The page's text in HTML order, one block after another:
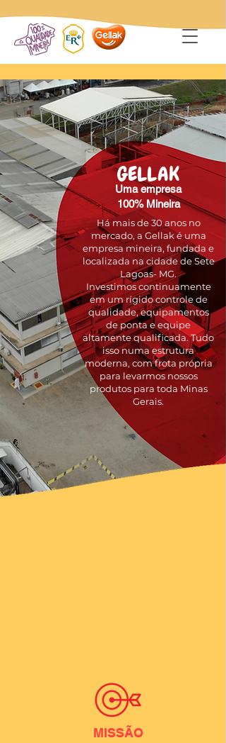
GELLAK
Uma empresa
100% Mineira
Há mais de 30 anos no
mercado, a Gellak é uma
empresa mineira, fundada e
localizada na cidade de Sete
Lagoas- MG.
Investimos continuamente
em um rígido controle de
qualidade, equipamentos
de ponta e equipe
altamente qualificada. Tudo
isso numa estrutura
moderna, com frota própria
para levarmos nossos
produtos para toda Minas
Gerais.
MISSÃO